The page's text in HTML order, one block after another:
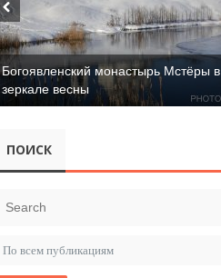
Богоявленский монастырь Мстёры в
зеркале весны
ПОИСК